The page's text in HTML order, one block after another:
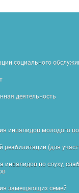
социального
деятельность
инвалидов молодого
реабилитации (для
инвалидов по слуху,
замещающих семей